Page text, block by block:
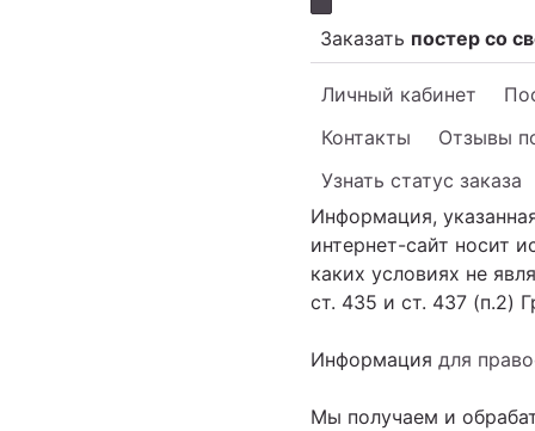
Заказать постер со
Личный кабинет
Контакты
Отзывы
Узнать статус заказа
Информация,
интернет-сайт носит
каких условиях не
ст. 435 и ст. 437 (п.2)
Информация для
Мы получаем и